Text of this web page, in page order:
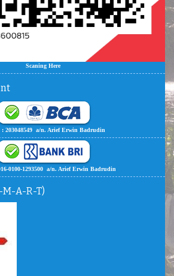
Scaning Here
: 203048549 a/n. Arief Erwin Badrudin
0100-1293500 a/n. Arief Erwin Badrudin
M-A-R-T)